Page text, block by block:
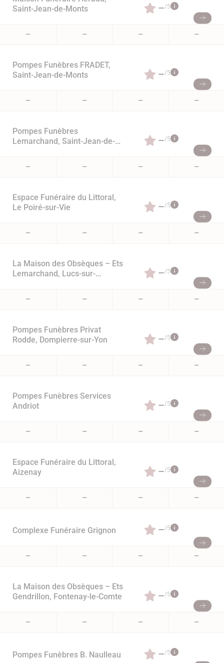
Saint-Jean-de-Monts
–/5
– – – –
Pompes Funèbres FRADET,
Saint-Jean-de-Monts
–/5
– – – –
Pompes Funèbres
Lemarchand, Saint-Jean-de-
–/5
– – – –
Espace Funéraire du Littoral,
Le Poiré-sur-Vie
–/5
– – – –
La Maison des Obsèques – Ets
Lemarchand, Lucs-sur-
–/5
– – – –
Pompes Funèbres Privat
Rodde, Dompierre-sur-Yon
–/5
– – – –
Pompes Funèbres Services
Andriot
–/5
– – – –
Espace Funéraire du Littoral,
Aizenay
–/5
– – – –
Complexe Funéraire Grignon –/5
– – – –
La Maison des Obsèques – Ets
Gendrillon, Fontenay-le-Comte
–/5
– – – –
Pompes Funèbres B. Naulleau –/5